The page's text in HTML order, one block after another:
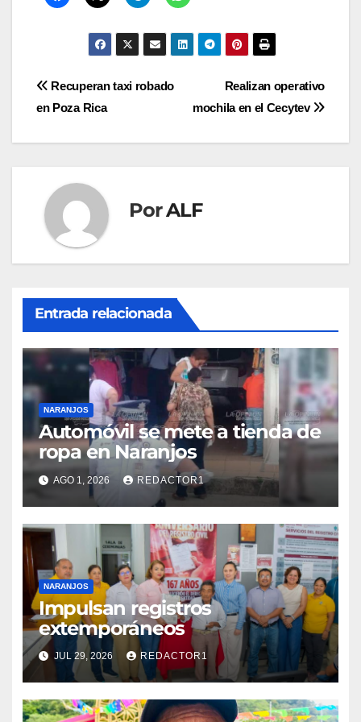
Navegación
Realizan operativo
mochila en el Cecytev
Recuperan taxi robado
en Poza Rica
PorALF
Entrada relacionada
NARANJOS
Automóvil se mete a tienda de
ropa en Naranjos
AGO 1, 2026 REDACTOR1
NARANJOS
Impulsan registros
extemporáneos
JUL 29, 2026 REDACTOR1